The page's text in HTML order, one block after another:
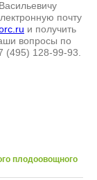
почту
и получить
вопросы по
(495) 128-99-93.
плодоовощного